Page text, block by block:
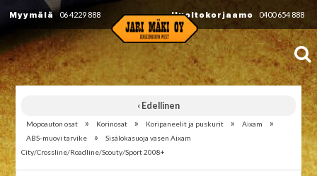
Myymälä 06 4229 888 Huoltokorjaamo 0400 654 888
‹ Edellinen
Mopoauton osat » Korinosat » Koripaneelit ja puskurit » Aixam »
ABS-muovi tarvike »
Sisälokasuoja vasen Aixam
City/Crossline/Roadline/Scouty/Sport 2008+